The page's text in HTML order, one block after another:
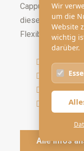
Cappuccino oder
dieses Modell
Flexibilität.
250 Tassen
Dynamic
Extern
240 Volt
Alle Infos
Wir
um die
Website
wichtig
darüber.